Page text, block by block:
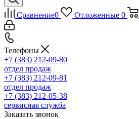
Сравнение0 Отложенные 0
Телефоны
+7 (383) 212-09-80
отдел продаж
+7 (383) 212-09-81
отдел продаж
+7 (383) 212-05-38
сервисная служба
Заказать звонок